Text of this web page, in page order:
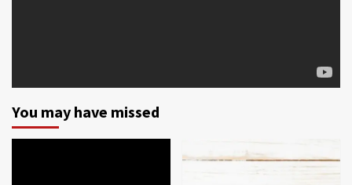
You may have missed